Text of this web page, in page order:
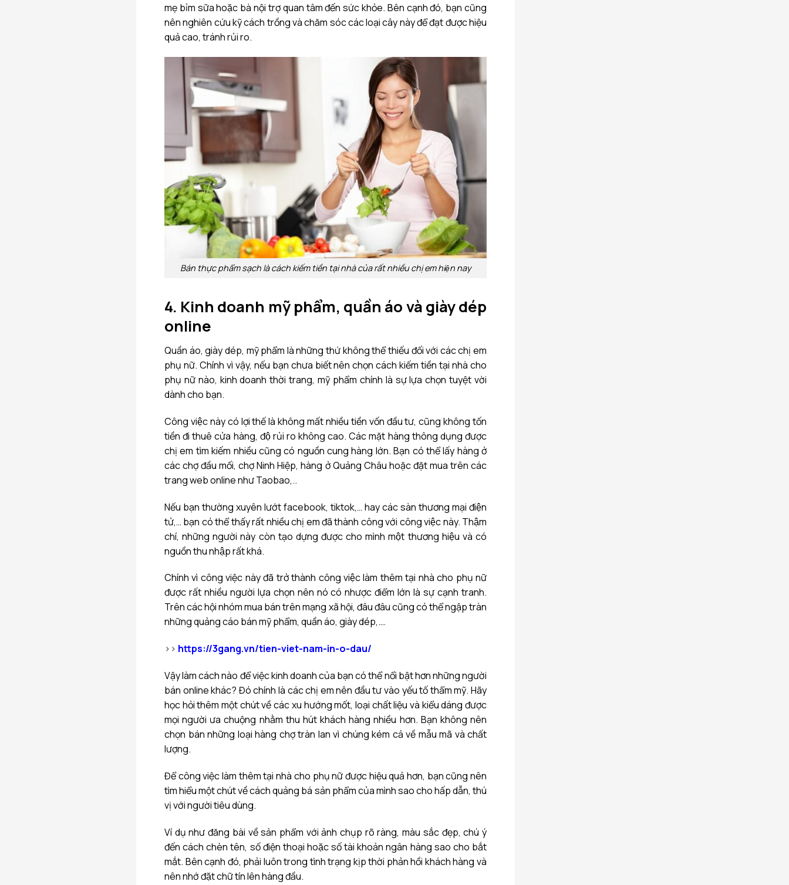
mẹ bỉm sữa hoặc bà nội trợ quan tâm đến sức khỏe. Bên cạnh đó, bạn cũng
nên nghiên cứu kỹ cách trồng và chăm sóc các loại cây này để đạt được hiệu
quả cao, tránh rủi ro.
Bán thực phẩm sạch là cách kiếm tiền tại nhà của rất nhiều chị em hiện nay
4. Kinh doanh mỹ phẩm, quần áo và giày dép
online
Quần áo, giày dép, mỹ phẩm là những thứ không thể thiếu đối với các chị em
phụ nữ. Chính vì vậy, nếu bạn chưa biết nên chọn cách kiếm tiền tại nhà cho
phụ nữ nào, kinh doanh thời trang, mỹ phẩm chính là sự lựa chọn tuyệt vời
dành cho bạn.
Công việc này có lợi thế là không mất nhiều tiền vốn đầu tư, cũng không tốn
tiền đi thuê cửa hàng, độ rủi ro không cao. Các mặt hàng thông dụng được
chị em tìm kiếm nhiều cũng có nguồn cung hàng lớn. Bạn có thể lấy hàng ở
các chợ đầu mối, chợ Ninh Hiệp, hàng ở Quảng Châu hoặc đặt mua trên các
trang web online như Taobao,..
Nếu bạn thường xuyên lướt facebook, tiktok,… hay các sàn thương mại điện
tử,… bạn có thể thấy rất nhiều chị em đã thành công với công việc này. Thậm
chí, những người này còn tạo dựng được cho mình một thương hiệu và có
nguồn thu nhập rất khá.
Chính vì công việc này đã trở thành công việc làm thêm tại nhà cho phụ nữ
được rất nhiều người lựa chọn nên nó có nhược điểm lớn là sự cạnh tranh.
Trên các hội nhóm mua bán trên mạng xã hội, đâu đâu cũng có thể ngập tràn
những quảng cáo bán mỹ phẩm, quần áo, giày dép,.…
>> https://3gang.vn/tien-viet-nam-in-o-dau/
Vậy làm cách nào để việc kinh doanh của bạn có thể nổi bật hơn những người
bán online khác? Đó chính là các chị em nên đầu tư vào yếu tố thẩm mỹ. Hãy
học hỏi thêm một chút về các xu hướng mốt, loại chất liệu và kiểu dáng được
mọi người ưa chuộng nhằm thu hút khách hàng nhiều hơn. Bạn không nên
chọn bán những loại hàng chợ tràn lan vì chúng kém cả về mẫu mã và chất
lượng.
Để công việc làm thêm tại nhà cho phụ nữ được hiệu quả hơn, bạn cũng nên
tìm hiểu một chút về cách quảng bá sản phẩm của mình sao cho hấp dẫn, thú
vị với người tiêu dùng.
Ví dụ như đăng bài về sản phẩm với ảnh chụp rõ ràng, màu sắc đẹp, chú ý
đến cách chèn tên, số điện thoại hoặc số tài khoản ngân hàng sao cho bắt
mắt. Bên cạnh đó, phải luôn trong tình trạng kịp thời phản hồi khách hàng và
nên nhớ đặt chữ tín lên hàng đầu.